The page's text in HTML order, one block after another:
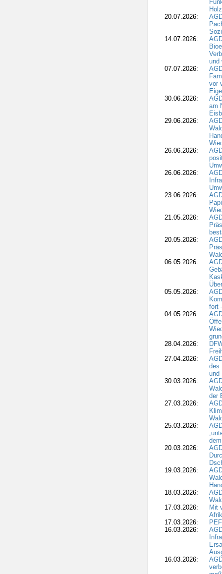
20.07.2026:
14.07.2026:
und
07.07.2026:
vor
30.06.2026:
am
29.06.2026:
26.06.2026:
26.06.2026:
23.06.2026:
21.05.2026:
20.05.2026:
06.05.2026:
05.05.2026:
fort
04.05.2026:
28.04.2026:
27.04.2026:
des
und
30.03.2026:
der
27.03.2026:
25.03.2026:
20.03.2026:
19.03.2026:
18.03.2026:
17.03.2026:
Mit
17.03.2026:
16.03.2026:
16.03.2026: